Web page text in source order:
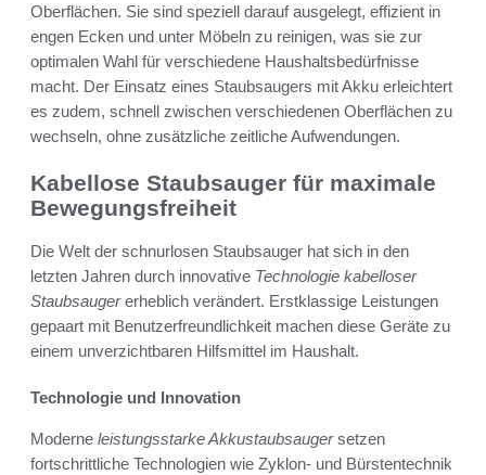
Oberflächen. Sie sind speziell darauf ausgelegt, effizient in
engen Ecken und unter Möbeln zu reinigen, was sie zur
optimalen Wahl für verschiedene Haushaltsbedürfnisse
macht. Der Einsatz eines Staubsaugers mit Akku erleichtert
es zudem, schnell zwischen verschiedenen Oberflächen zu
wechseln, ohne zusätzliche zeitliche Aufwendungen.
Kabellose Staubsauger für maximale
Bewegungsfreiheit
Die Welt der schnurlosen Staubsauger hat sich in den
letzten Jahren durch innovative Technologie kabelloser
Staubsaugererheblich verändert. Erstklassige Leistungen
gepaart mit Benutzerfreundlichkeit machen diese Geräte zu
einem unverzichtbaren Hilfsmittel im Haushalt.
Technologie und Innovation
Moderne leistungsstarke Akkustaubsaugersetzen
fortschrittliche Technologien wie Zyklon- und Bürstentechnik